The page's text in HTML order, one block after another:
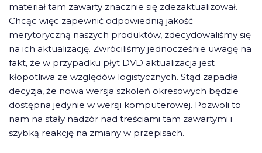
materiał tam zawarty znacznie się zdezaktualizował.
Chcąc więc zapewnić odpowiednią jakość
merytoryczną naszych produktów, zdecydowaliśmy się
na ich aktualizację. Zwróciliśmy jednocześnie uwagę na
fakt, że w przypadku płyt DVD aktualizacja jest
kłopotliwa ze względów logistycznych. Stąd zapadła
decyzja, że nowa wersja szkoleń okresowych będzie
dostępna jedynie w wersji komputerowej. Pozwoli to
nam na stały nadzór nad treściami tam zawartymi i
szybką reakcję na zmiany w przepisach.